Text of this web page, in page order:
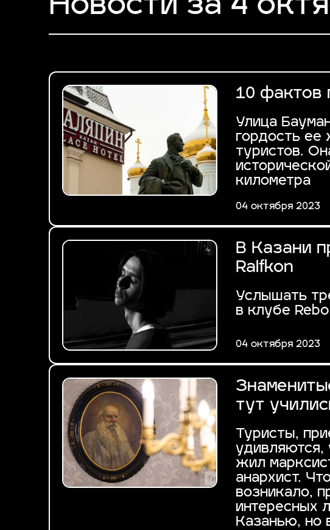
Новости за 4
10 фактов
Улица
гордость ее
туристов.
километра
04 октября 2023
В Казани
Ralfkon
Услышать
в клубе
04 октября 2023
тут
Туристы,
удивляются,
жил
анархист.
возникало,
интересных
Казанью, но